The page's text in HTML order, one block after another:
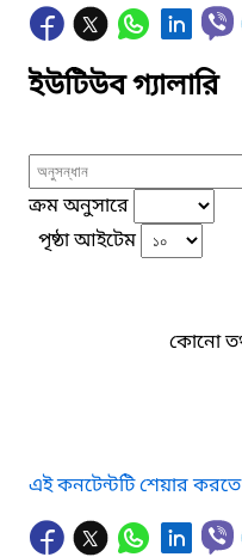
ইউটিউব গ্যালারি
ক্রম অনুসারে
পৃষ্ঠা আইটেম
কোনো
এই কনটেন্টটি শেয়ার